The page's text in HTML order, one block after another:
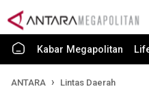
Kabar Megapolitan
ANTARA Lintas Daerah